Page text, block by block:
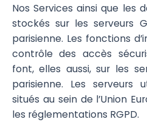
Nos Services ainsi que les
stockés sur les serveurs
parisienne. Les fonctions
contrôle des accès
font, elles aussi, sur les
parisienne. Les serveurs
situés au sein de l’Union
les réglementations RGPD.